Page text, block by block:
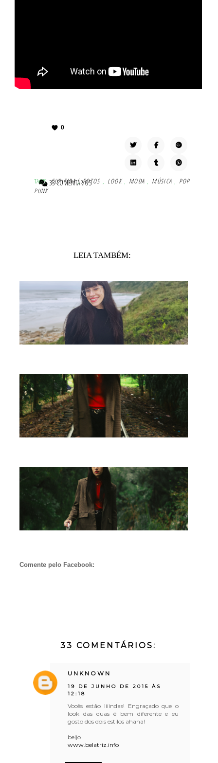
33 COMENTÁRIOS
0
TAG'S: CURITIBA , FOTOS , LOOK , MODA , MÚSICA , POP
PUNK
LEIA TAMBÉM:
Comente pelo Facebook:
33 COMENTÁRIOS:
UNKNOWN
19 DE JUNHO DE 2015 ÀS
12:18
Vocês estão liiindas! Engraçado que o
look das duas é bem diferente e eu
gosto dos dois estilos ahaha!
beijo
www.belatriz.info